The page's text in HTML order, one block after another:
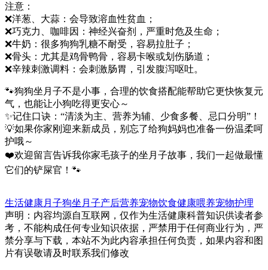
注意：
❌洋葱、大蒜：会导致溶血性贫血；
❌巧克力、咖啡因：神经兴奋剂，严重时危及生命；
❌牛奶：很多狗狗乳糖不耐受，容易拉肚子；
❌骨头：尤其是鸡骨鸭骨，容易卡喉或划伤肠道；
❌辛辣刺激调料：会刺激肠胃，引发腹泻呕吐。
🐾狗狗坐月子不是小事，合理的饮食搭配能帮助它更快恢复元
气，也能让小狗吃得更安心～
✨记住口诀：“清淡为主、营养为辅、少食多餐、忌口分明”！
💡如果你家刚迎来新成员，别忘了给狗妈妈也准备一份温柔呵
护哦～
❤️欢迎留言告诉我你家毛孩子的坐月子故事，我们一起做最懂
它们的铲屎官！🐾
生活健康月子狗坐月子产后营养宠物饮食健康喂养宠物护理
声明：内容均源自互联网，仅作为生活健康科普知识供读者参
考，不能构成任何专业知识依据，严禁用于任何商业行为，严
禁分享与下载，本站不为此内容承担任何负责，如果内容和图
片有误敬请及时联系我们修改